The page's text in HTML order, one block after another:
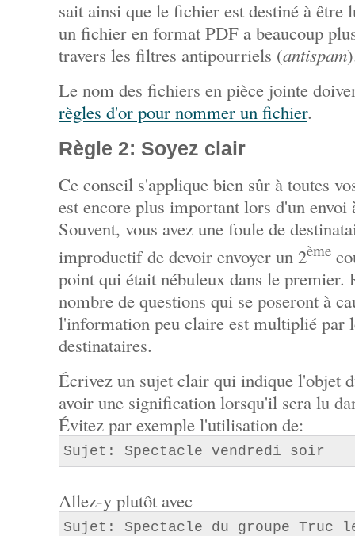
sait ainsi que le fichier est destiné à être
un fichier en format PDF a beaucoup
travers les filtres antipourriels (antispam
Le nom des fichiers en pièce jointe
règles d'or pour nommer un fichier.
Règle 2: Soyez clair
Ce conseil s'applique bien sûr à toutes
est encore plus important lors d'un envoi
Souvent, vous avez une foule de
improductif de devoir envoyer un 2ème
point qui était nébuleux dans le premier.
nombre de questions qui se poseront à
l'information peu claire est multiplié par
destinataires.
Écrivez un sujet clair qui indique l'objet
avoir une signification lorsqu'il sera lu
Évitez par exemple l'utilisation de:
Sujet: Spectacle vendredi soir
Allez-y plutôt avec
Sujet: Spectacle du groupe Truc